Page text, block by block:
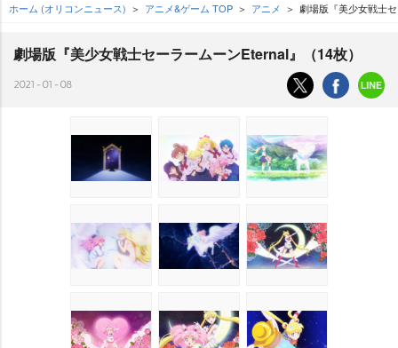
ホーム (オリコンニュース) アニメ&ゲーム TOP アニメ 劇場版『美少女戦士
劇場版『美少女戦士セーラームーンEternal』（14枚）
2021-01-08